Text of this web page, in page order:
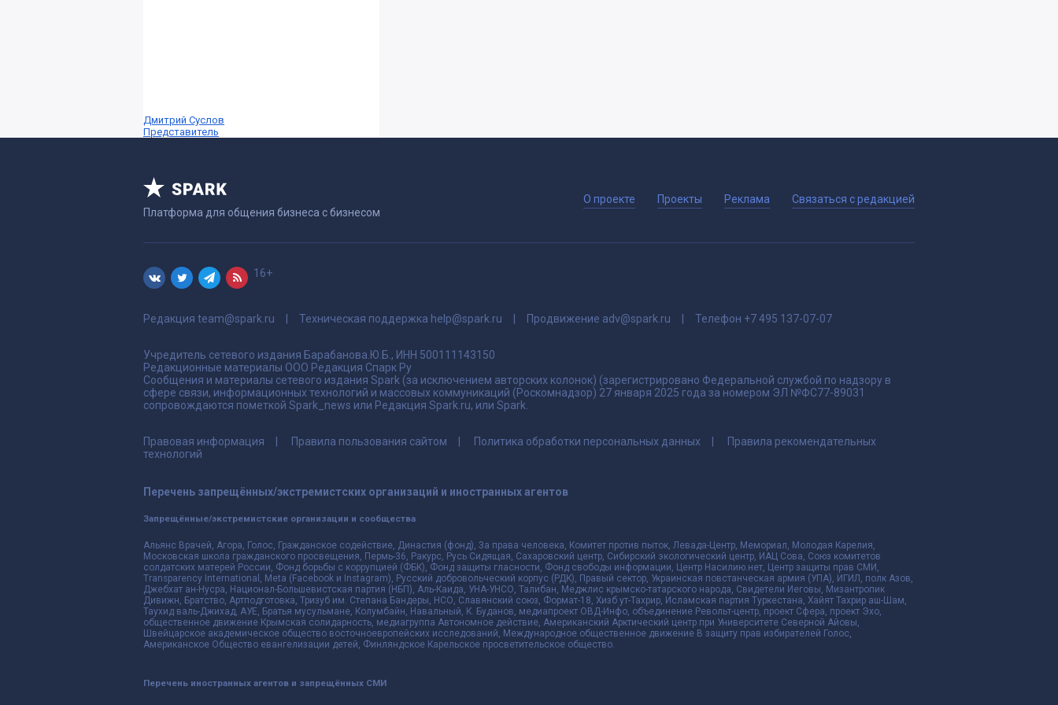
Дмитрий Суслов
Представитель
Платформа для общения бизнеса с бизнесом
О проекте Проекты Реклама Связаться с редакцией
16+
Редакция team@spark.ru Техническая поддержка help@spark.ru Продвижение adv@spark.ru Телефон +7 495 137-07-07
Учредитель сетевого издания Барабанова.Ю.Б., ИНН 500111143150
Редакционные материалы ООО Редакция Спарк Ру
Сообщения и материалы сетевого издания Spark (за исключением авторских колонок) (зарегистрировано Федеральной службой по надзору в
сфере связи, информационных технологий и массовых коммуникаций (Роскомнадзор) 27 января 2025 года за номером ЭЛ №ФС77-89031
сопровождаются пометкой Spark_news или Редакция Spark.ru, или Spark.
Правовая информация Правила пользования сайтом Политика обработки персональных данных
Правила рекомендательных
технологий
Перечень запрещённых/экстремистских организаций и иностранных агентов
Запрещённые/экстремистские организации и сообщества
Альянс Врачей, Агора, Голос, Гражданское содействие, Династия (фонд), За права человека, Комитет против пыток, Левада-Центр, Мемориал, Молодая Карелия,
Московская школа гражданского просвещения, Пермь-36, Ракурс, Русь Сидящая, Сахаровский центр, Сибирский экологический центр, ИАЦ Сова, Союз комитетов
солдатских матерей России, Фонд борьбы с коррупцией (ФБК), Фонд защиты гласности, Фонд свободы информации, Центр Насилию.нет, Центр защиты прав СМИ,
Transparency International, Meta (Facebook и Instagram), Русский добровольческий корпус (РДК), Правый сектор, Украинская повстанческая армия (УПА), ИГИЛ, полк Азов,
Джебхат ан-Нусра, Национал-Большевистская партия (НБП), Аль-Каида, УНА-УНСО, Талибан, Меджлис крымско-татарского народа, Свидетели Иеговы, Мизантропик
Дивижн, Братство, Артподготовка, Тризуб им. Степана Бандеры, НСО, Славянский союз, Формат-18, Хизб ут-Тахрир, Исламская партия Туркестана, Хайят Тахрир аш-Шам,
Таухид валь-Джихад, АУЕ, Братья мусульмане, Колумбайн, Навальный, К. Буданов, медиапроект ОВД-Инфо, объединение Револьт-центр, проект Сфера, проект Эхо,
общественное движение Крымская солидарность, медиагруппа Автономное действие, Американский Арктический центр при Университете Северной Айовы,
Швейцарское академическое общество восточноевропейских исследований, Международное общественное движение В защиту прав избирателей Голос,
Американское Общество евангелизации детей, Финляндское Карельское просветительское общество.
Перечень иностранных агентов и запрещённых СМИ